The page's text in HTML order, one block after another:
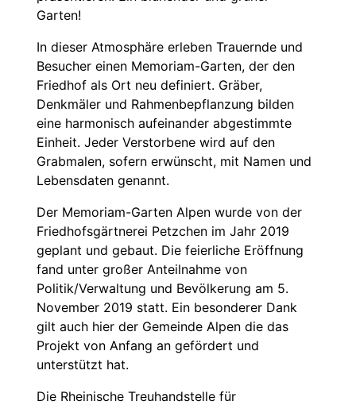
Garten!
In dieser Atmosphäre erleben Trauernde und
Besucher einen Memoriam-Garten, der den
Friedhof als Ort neu definiert. Gräber,
Denkmäler und Rahmenbepflanzung bilden
eine harmonisch aufeinander abgestimmte
Einheit. Jeder Verstorbene wird auf den
Grabmalen, sofern erwünscht, mit Namen und
Lebensdaten genannt.
Der Memoriam-Garten Alpen wurde von der
Friedhofsgärtnerei Petzchen im Jahr 2019
geplant und gebaut. Die feierliche Eröffnung
fand unter großer Anteilnahme von
Politik/Verwaltung und Bevölkerung am 5.
November 2019 statt. Ein besonderer Dank
gilt auch hier der Gemeinde Alpen die das
Projekt von Anfang an gefördert und
unterstützt hat.
Die Rheinische Treuhandstelle für